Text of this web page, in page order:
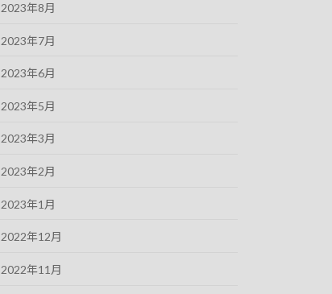
2023年8月
2023年7月
2023年6月
2023年5月
2023年3月
2023年2月
2023年1月
2022年12月
2022年11月